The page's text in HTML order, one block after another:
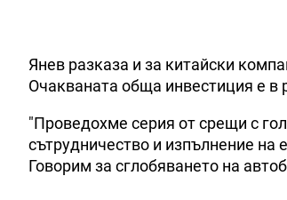
Янев разказа и за китайски
Очакванaтa oбщa инвecтиция e в
"Проведохме серия от срещи с
сътрудничество и изпълнение на
Говорим за сглобяването на